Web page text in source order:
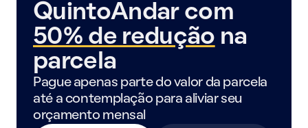
QuintoAndar com
50% de redução na
parcela
Pague apenas parte do valor da parcela
até a contemplação para aliviar seu
orçamento mensal